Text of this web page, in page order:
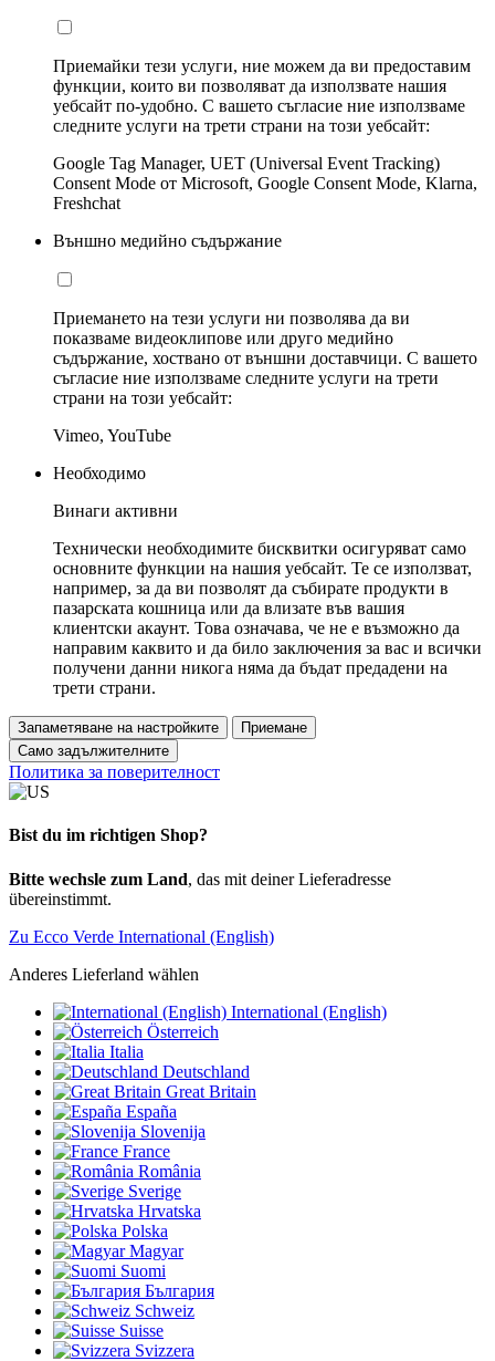
Приемайки тези услуги, ние можем да ви предоставим
функции, които ви позволяват да използвате нашия
уебсайт по-удобно. С вашето съгласие ние използваме
следните услуги на трети страни на този уебсайт:
Google Tag Manager, UET (Universal Event Tracking)
Consent Mode от Microsoft, Google Consent Mode, Klarna,
Freshchat
Външно медийно съдържание
Приемането на тези услуги ни позволява да ви
показваме видеоклипове или друго медийно
съдържание, хоствано от външни доставчици. С вашето
съгласие ние използваме следните услуги на трети
страни на този уебсайт:
Vimeo, YouTube
Необходимо
Винаги активни
Технически необходимите бисквитки осигуряват само
основните функции на нашия уебсайт. Те се използват,
например, за да ви позволят да събирате продукти в
пазарската кошница или да влизате във вашия
клиентски акаунт. Това означава, че не е възможно да
направим каквито и да било заключения за вас и всички
получени данни никога няма да бъдат предадени на
трети страни.
Запаметяване на настройките
Приемане
Само задължителните
Политика за поверителност
Bist du im richtigen Shop?
Bitte wechsle zum Land, das mit deiner Lieferadresse
übereinstimmt.
Zu Ecco Verde International (English)
Anderes Lieferland wählen
International (English)
Österreich
Italia
Deutschland
Great Britain
España
Slovenija
France
România
Sverige
Hrvatska
Polska
Magyar
Suomi
България
Schweiz
Suisse
Svizzera